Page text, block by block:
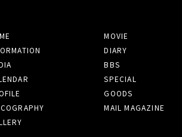
MOVIE
DIARY
BBS
SPECIAL
GOODS
MAIL MAGAZINE